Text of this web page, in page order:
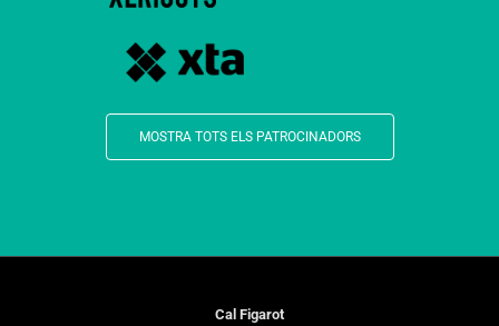
MOSTRA TOTS ELS PATROCINADORS
Cal Figarot